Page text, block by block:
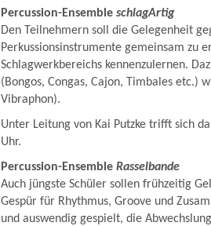
Percussion-Ensemble schlagArtig
Den Teilnehmern soll die Gelegenheit
Perkussionsinstrumente gemeinsam zu
Schlagwerkbereichs kennenzulernen.
(Bongos, Congas, Cajon, Timbales etc.)
Vibraphon).
Unter Leitung von Kai Putzke trifft sich
Uhr.
Percussion-Ensemble Rasselbande
Auch jüngste Schüler sollen frühzeitig
Gespür für Rhythmus, Groove und
und auswendig gespielt, die